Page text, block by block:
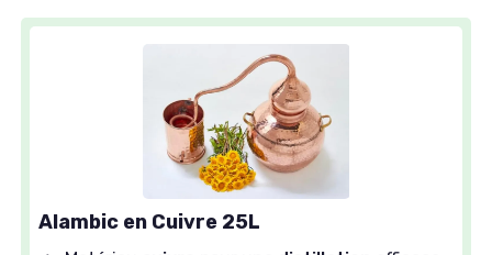
Alambic en Cuivre 25L